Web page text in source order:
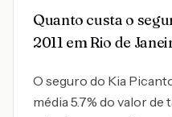
Quanto custa o
2011 em Rio de
O seguro do Kia
média 5.7% do valor de